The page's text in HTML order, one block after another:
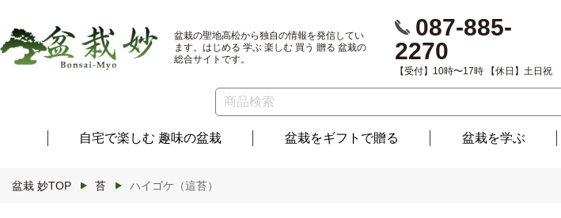
進む
盆栽の聖地高松から独自の情報を発信してい
ます。はじめる 学ぶ 楽しむ 買う 贈る 盆栽の
総合サイトです。
087-885-
2270
【受付】10時〜17時 【休日】土日祝
自宅で楽しむ 趣味の盆栽 盆栽をギフトで贈る 盆栽を学ぶ
盆栽 妙TOP 苔 ハイゴケ（這苔）